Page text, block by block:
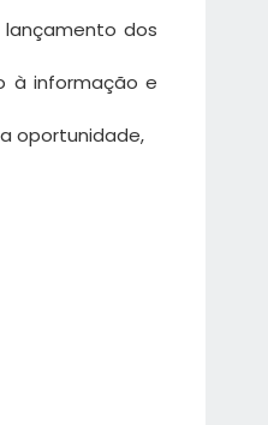
lançamento dos
à informação e
oportunidade,